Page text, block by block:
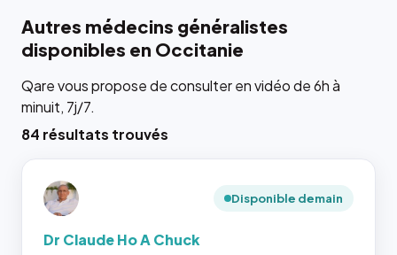
Autres médecins généralistes
disponibles en Occitanie
Qare vous propose de consulter en vidéo de 6h à
minuit, 7j/7.
84 résultats trouvés
Disponible demain
Dr Claude Ho A Chuck